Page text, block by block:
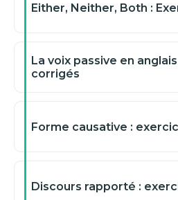
Either, Neither, Both :
La voix passive en
corrigés
Forme causative :
Discours rapporté :